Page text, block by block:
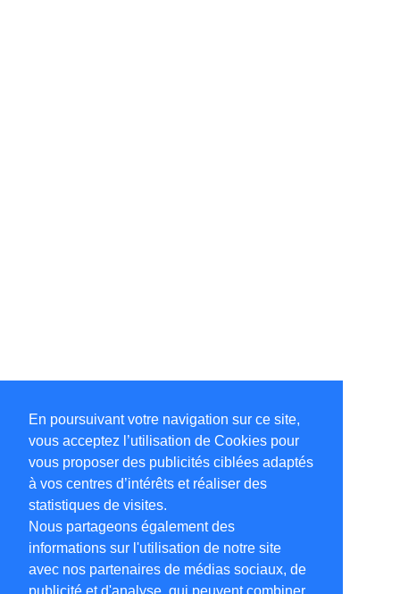
En poursuivant votre navigation sur ce site,
vous acceptez l’utilisation de Cookies pour
vous proposer des publicités ciblées adaptés
à vos centres d’intérêts et réaliser des
statistiques de visites.
Nous partageons également des
informations sur l'utilisation de notre site
avec nos partenaires de médias sociaux, de